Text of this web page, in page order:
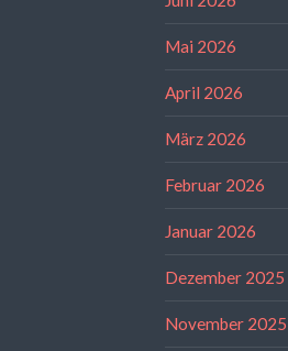
Mai 2026
April 2026
März 2026
Februar 2026
Januar 2026
Dezember 2025
November 2025